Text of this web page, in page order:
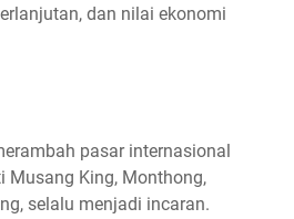
dan nilai ekonomi
pasar internasional
Musang King, Monthong,
selalu menjadi incaran.